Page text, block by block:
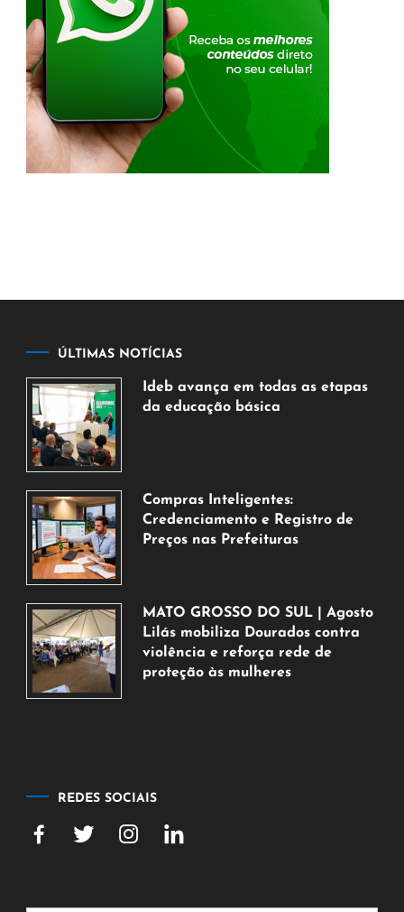
ÚLTIMAS NOTÍCIAS
Ideb avança em todas as etapas
da educação básica
de
2026
Compras Inteligentes:
Credenciamento e Registro de
Preços nas Prefeituras
agosto
de
2026
MATO GROSSO DO SUL | Agosto
Lilás mobiliza Dourados contra
violência e reforça rede de
proteção às mulheres
REDES SOCIAIS